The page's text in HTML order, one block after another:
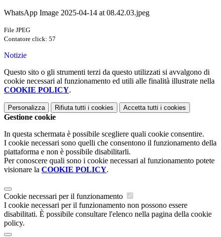
WhatsApp Image 2025-04-14 at 08.42.03.jpeg
File JPEG
Contatore click: 57
Notizie
Questo sito o gli strumenti terzi da questo utilizzati si avvalgono di
cookie necessari al funzionamento ed utili alle finalità illustrate nella
COOKIE POLICY.
Personalizza Rifiuta tutti i cookies Accetta tutti i cookies
Gestione cookie
In questa schermata è possibile scegliere quali cookie consentire.
I cookie necessari sono quelli che consentono il funzionamento della
piattaforma e non è possibile disabilitarli.
Per conoscere quali sono i cookie necessari al funzionamento potete
visionare la COOKIE POLICY.
Cookie necessari per il funzionamento
I cookie necessari per il funzionamento non possono essere
disabilitati. È possibile consultare l'elenco nella pagina della cookie
policy.